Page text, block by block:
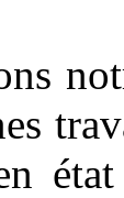
état